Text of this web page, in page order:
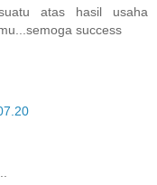
atas hasil usaha
success